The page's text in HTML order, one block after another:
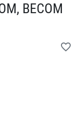
ВЕС​ОМ
favorite_border